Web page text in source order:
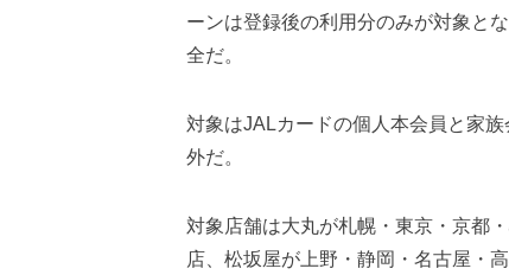
ーンは登録後の利用分のみが対象と
全だ。
対象はJALカードの個人本会員と家
外だ。
対象店舗は大丸が札幌・東京・京都
店、松坂屋が上野・静岡・名古屋・